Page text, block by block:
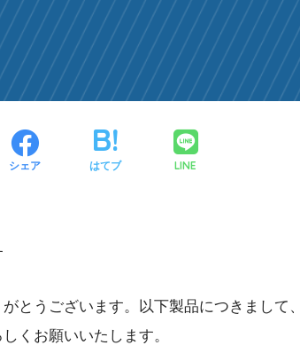
シェア はてブ LINE
とうございます。以下製品につきまして
くお願いいたします。